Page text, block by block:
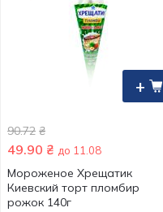
+
90.72 ₴
49.90 ₴ до 11.08
Мороженое Хрещатик
Киевский торт пломбир
рожок 140г